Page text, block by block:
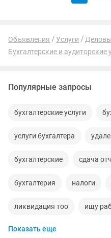
Объявления Услуги
Бухгалтерские и аудиторские
Популярные запросы
бухгалтерские услуги
услуги бухгалтера
бухгалтерские сдача
бухгалтерия налоги
ликвидация тоо ищу
налоговая
Показать еще